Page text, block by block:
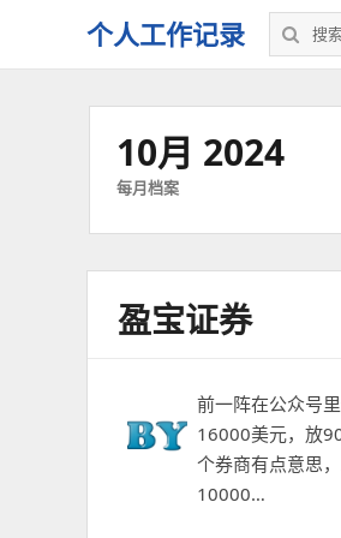
个人工作记录
搜
索：
10月 2024
每月档案
盈宝证券
前一阵在公众号
16000美元，放
个券商有点意思
10000…